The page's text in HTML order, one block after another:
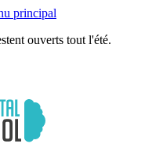
principal
ouverts tout l'été.